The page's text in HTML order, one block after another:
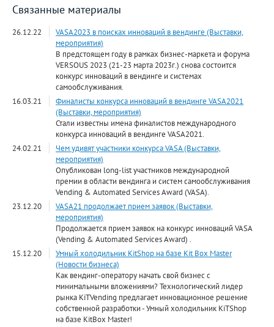
Связанные материалы
26.12.22
VASA2023 в поисках инноваций в вендинге (Выставки,
мероприятия)
В предстоящем году в рамках бизнес-маркета и форума
VERSOUS 2023 (21-23 марта 2023г.) снова состоится
конкурс инноваций в вендинге и системах
самообслуживания.
16.03.21
Финалисты конкурса инноваций в вендинге VASA2021
(Выставки, мероприятия)
Стали известны имена финалистов международного
конкурса инноваций в вендинге VASA2021.
24.02.21
Чем удивят участники конкурса VASA (Выставки,
мероприятия)
Опубликован long-list участников международной
премии в области вендинга и систем самообслуживания
Vending & Automated Services Award (VASA).
23.12.20
VASA21 продолжает прием заявок (Выставки,
мероприятия)
Продолжается прием заявок на конкурс инноваций VASA
(Vending & Automated Services Award) .
15.12.20
Умный холодильник KitShop на базе Kit Box Master
(Новости бизнеса)
Как вендинг-оператору начать свой бизнес с
минимальными вложениями? Технологический лидер
рынка KiTVending предлагает инновационное решение
собственной разработки - Умный холодильник KiTShop
на базе KitBox Master!